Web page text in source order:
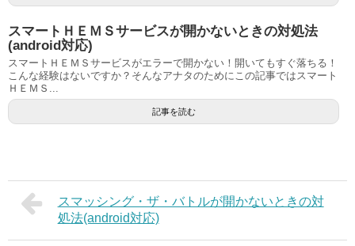
スマートＨＥＭＳサービスが開かないときの対処法
(android対応)
スマートＨＥＭＳサービスがエラーで開かない！開いてもすぐ落ちる！
こんな経験はないですか？そんなアナタのためにこの記事ではスマート
ＨＥＭＳ...
記事を読む
スマッシング・ザ・バトルが開かないときの対
処法(android対応)